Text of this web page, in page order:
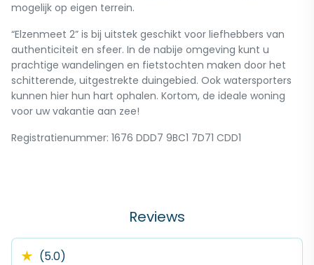
mogelijk op eigen terrein.
“Elzenmeet 2” is bij uitstek geschikt voor liefhebbers van
authenticiteit en sfeer. In de nabije omgeving kunt u
prachtige wandelingen en fietstochten maken door het
schitterende, uitgestrekte duingebied. Ook watersporters
kunnen hier hun hart ophalen. Kortom, de ideale woning
voor uw vakantie aan zee!
Registratienummer: 1676 DDD7 9BC1 7D71 CDD1
Reviews
★ (5.0)